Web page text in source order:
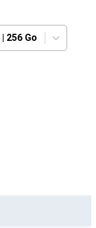
| 256 Go